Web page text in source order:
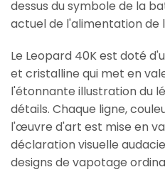
dessus du symbole de la
actuel de l'alimentation de
Le Leopard 40K est doté
et cristalline qui met en
l'étonnante illustration du
détails. Chaque ligne,
l'œuvre d'art est mise en
déclaration visuelle
designs de vapotage